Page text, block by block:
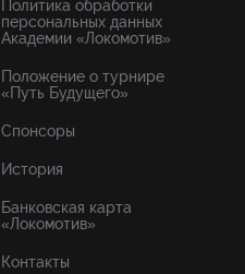
Политика обработки
персональных данных
Академии «Локомотив»
Положение о турнире
«Путь Будущего»
Спонсоры
История
Банковская карта
«Локомотив»
Контакты